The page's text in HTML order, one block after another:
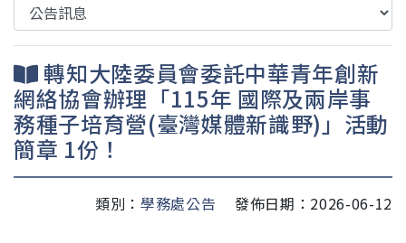
轉知大陸委員會委託中華青年創新
網絡協會辦理「115年 國際及兩岸事
務種子培育營(臺灣媒體新識野)」活動
簡章 1份！
類別： 學務處公告 發佈日期：2026-06-12